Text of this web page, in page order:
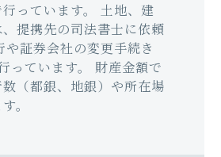
っています。 土地、建
提携先の司法書士に依頼
や証券会社の変更手続き
っています。 財産金額で
（都銀、地銀）や所在場
。